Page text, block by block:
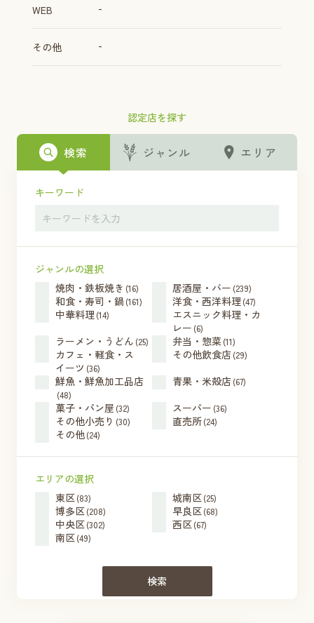
認定店を探す
検索 ジャンル エリア
キーワード
ジャンルの選択
焼肉・鉄板焼き (16) 居酒屋・バー (239)
和食・寿司・鍋 (161) 洋食・西洋料理 (47)
中華料理 (14)
エスニック料理・カ
レー (6)
ラーメン・うどん (25) 弁当・惣菜(11)
カフェ・軽食・ス
イーツ (36)
その他飲食店(29)
鮮魚・鮮魚加工品店
(48)
青果・米殻店(67)
菓子・パン屋 (32) スーパー (36)
その他小売り (30) 直売所(24)
その他(24)
エリアの選択
東区(83) 城南区(25)
博多区(208) 早良区(68)
中央区(302) 西区(67)
南区(49)
検索
WEB -
その他 -